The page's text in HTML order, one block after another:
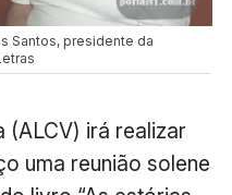
Santos, presidente da
(ALCV) irá realizar
uma reunião solene